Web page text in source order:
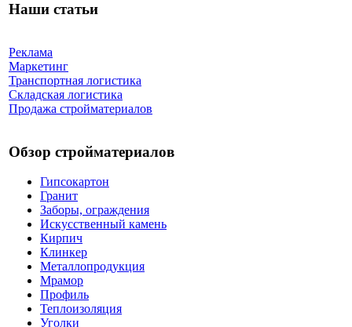
Наши статьи
Реклама
Маркетинг
Транспортная логистика
Складская логистика
Продажа стройматериалов
Обзор стройматериалов
Гипсокартон
Гранит
Заборы, ограждения
Искусственный камень
Кирпич
Клинкер
Металлопродукция
Мрамор
Профиль
Теплоизоляция
Уголки